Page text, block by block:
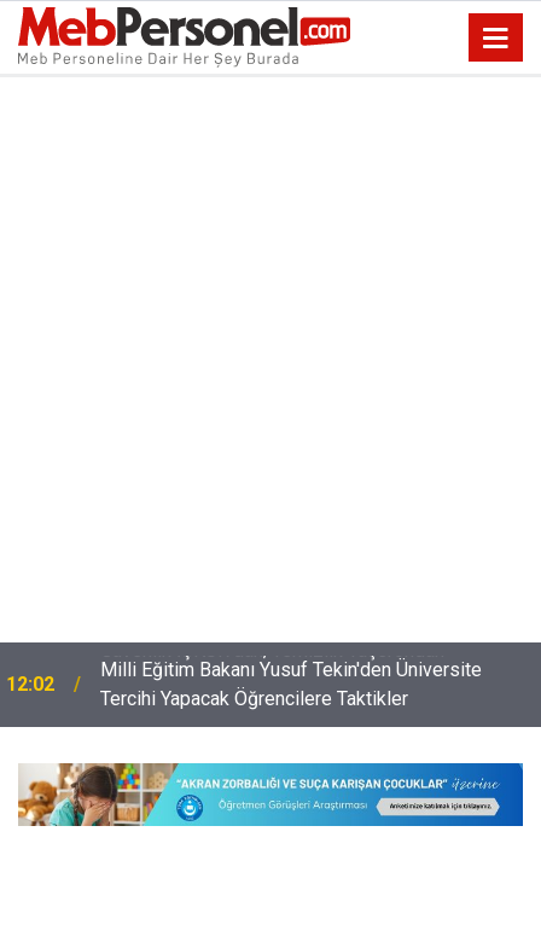
12:02
Milli Eğitim Bakanı Yusuf Tekin'den Üniversite
Tercihi Yapacak Öğrencilere Taktikler